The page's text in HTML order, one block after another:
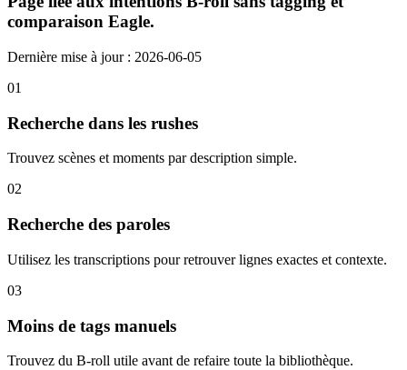
comparaison Eagle.
Dernière mise à jour : 2026-06-05
01
Recherche dans les rushes
Trouvez scènes et moments par description simple.
02
Recherche des paroles
Utilisez les transcriptions pour retrouver lignes exactes et contexte.
03
Moins de tags manuels
Trouvez du B-roll utile avant de refaire toute la bibliothèque.